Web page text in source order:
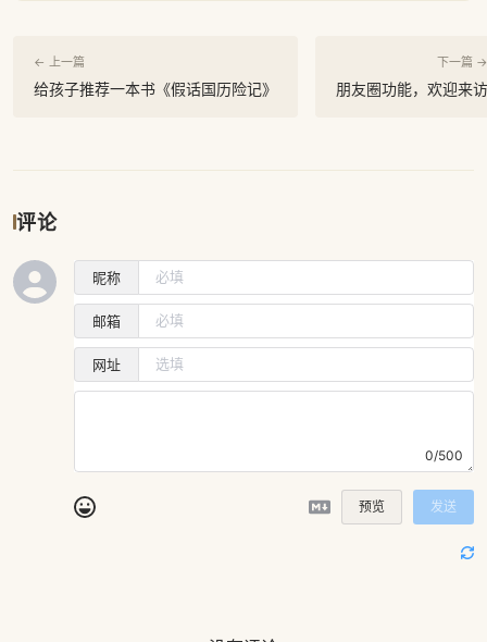
← 上一篇
给孩子推荐一本书《假话国历险记》
下一篇 →
朋友圈功能，欢迎来访
评论
昵称
邮箱
网址
0/500
预览 发送